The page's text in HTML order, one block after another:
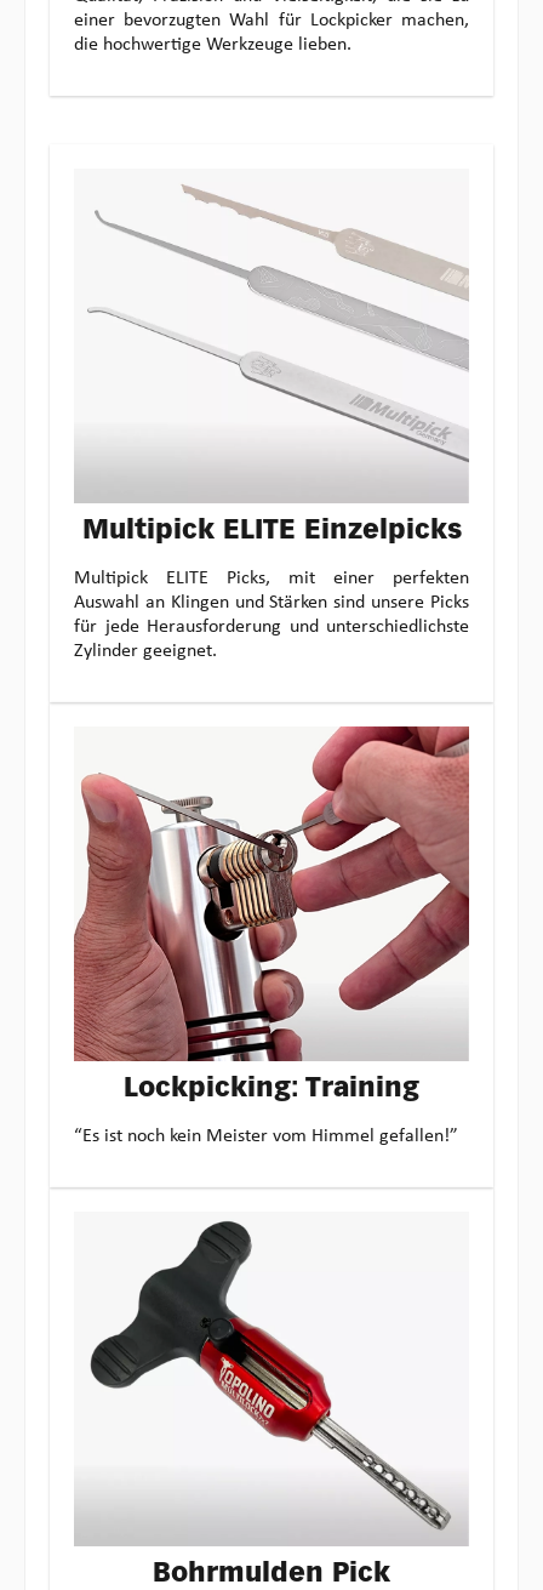
einer bevorzugten Wahl für Lockpicker machen,
die hochwertige Werkzeuge lieben.
Multipick ELITE Einzelpicks
Multipick ELITE Picks, mit einer perfekten
Auswahl an Klingen und Stärken sind unsere Picks
für jede Herausforderung und unterschiedlichste
Zylinder geeignet.
Lockpicking: Training
“Es ist noch kein Meister vom Himmel gefallen!”
Bohrmulden Pick